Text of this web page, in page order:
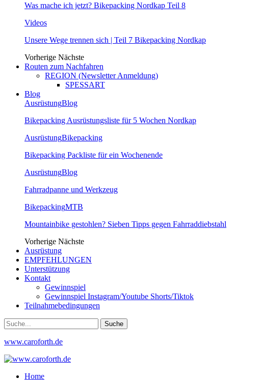
Was mache ich jetzt? Bikepacking Nordkap Teil 8
Videos
Unsere Wege trennen sich | Teil 7 Bikepacking Nordkap
Vorherige Nächste
Routen zum Nachfahren
REGION (Newsletter Anmeldung)
SPESSART
Blog
AusrüstungBlog
Bikepacking Ausrüstungsliste für 5 Wochen Nordkap
AusrüstungBikepacking
Bikepacking Packliste für ein Wochenende
AusrüstungBlog
Fahrradpanne und Werkzeug
BikepackingMTB
Mountainbike gestohlen? Sieben Tipps gegen Fahrraddiebstahl
Vorherige Nächste
Ausrüstung
EMPFEHLUNGEN
Unterstützung
Kontakt
Gewinnspiel
Gewinnspiel Instagram/Youtube Shorts/Tiktok
Teilnahmebedingungen
www.caroforth.de
Home